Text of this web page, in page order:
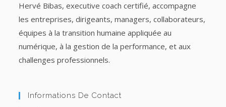
Hervé Bibas, executive coach certifié, accompagne
les entreprises, dirigeants, managers, collaborateurs,
équipes à la transition humaine appliquée au
numérique, à la gestion de la performance, et aux
challenges professionnels.
Informations De Contact